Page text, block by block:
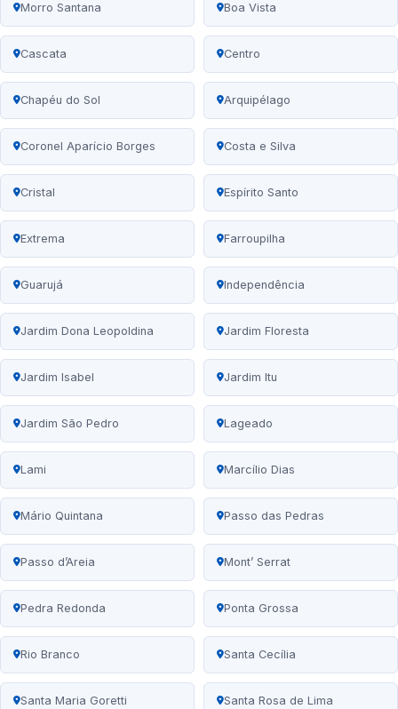
Morro Santana Boa Vista
Cascata Centro
Chapéu do Sol Arquipélago
Coronel Aparício Borges Costa e Silva
Cristal Espírito Santo
Extrema Farroupilha
Guarujá Independência
Jardim Dona Leopoldina Jardim Floresta
Jardim Isabel Jardim Itu
Jardim São Pedro Lageado
Lami Marcílio Dias
Mário Quintana Passo das Pedras
Passo d’Areia Mont’ Serrat
Pedra Redonda Ponta Grossa
Rio Branco Santa Cecília
Santa Maria Goretti Santa Rosa de Lima